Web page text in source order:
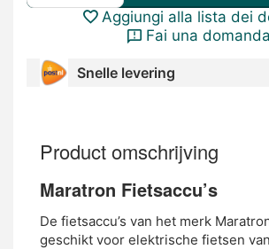
Aggiungi alla lista dei
Fai una domanda
Snelle levering
Product omschrijving
Maratron Fietsaccu’s
De fietsaccu’s van het merk
geschikt voor elektrische fietsen